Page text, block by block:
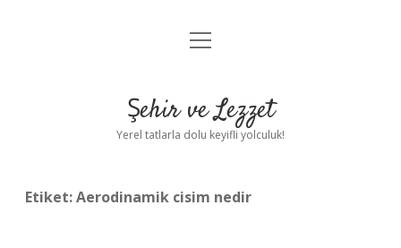
Anasayfa
Yasal Uyarı
menüyü
Şehir ve Lezzet
Yerel tatlarla dolu keyifli yolculuk!
Etiket:Aerodinamik cisim nedir